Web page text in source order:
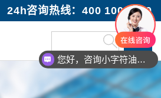
24h咨询热线：400 100 1089
您好，咨询小字符油墨喷码机